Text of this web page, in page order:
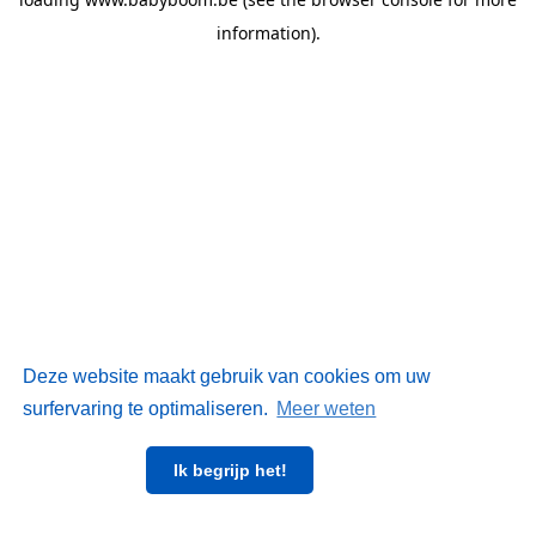
Deze website maakt gebruik van cookies om uw
surfervaring te optimaliseren. Meer weten
Ik begrijp het!
information).